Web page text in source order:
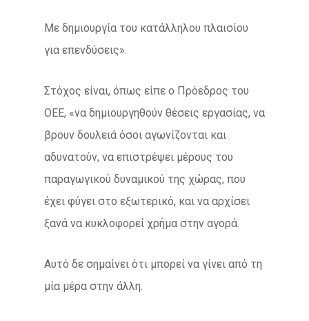
Με δημιουργία του κατάλληλου πλαισίου
για επενδύσεις».
Στόχος είναι, όπως είπε ο Πρόεδρος του
ΟΕΕ, «να δημιουργηθούν θέσεις εργασίας, να
βρουν δουλειά όσοι αγωνίζονται και
αδυνατούν, να επιστρέψει μέρους του
παραγωγικού δυναμικού της χώρας, που
έχει φύγει στο εξωτερικό, και να αρχίσει
ξανά να κυκλοφορεί χρήμα στην αγορά.
Αυτό δε σημαίνει ότι μπορεί να γίνει από τη
μία μέρα στην άλλη.